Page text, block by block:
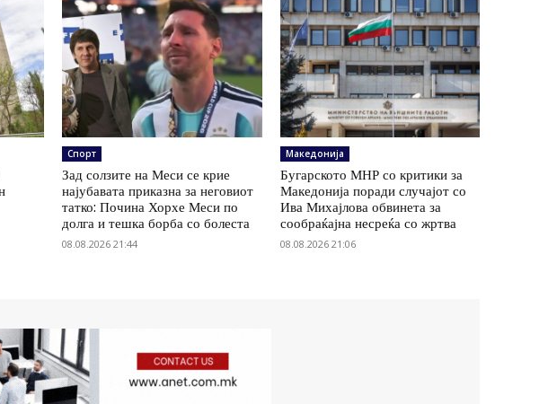
Спорт
Зад солзите на Меси се крие
најубавата приказна за неговиот
татко: Почина Хорхе Меси по
долга и тешка борба со болеста
08.08.2026 21:44
Македонија
Бугарското МНР со критики за
Македонија поради случајот со
Ива Михајлова обвинета за
сообраќајна несреќа со жртва
08.08.2026 21:06